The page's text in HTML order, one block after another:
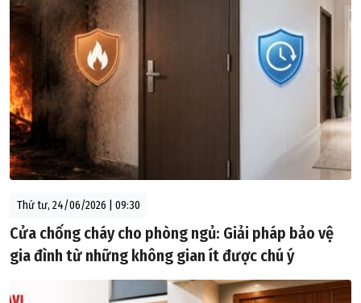
Thứ tư, 24/06/2026 | 09:30
Cửa chống cháy cho phòng ngủ: Giải pháp bảo vệ
gia đình từ những không gian ít được chú ý